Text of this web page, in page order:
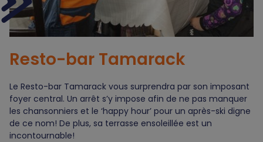
Resto-bar Tamarack
Le Resto-bar Tamarack vous surprendra par son imposant
foyer central. Un arrêt s’y impose afin de ne pas manquer
les chansonniers et le ‘happy hour’ pour un après-ski digne
de ce nom! De plus, sa terrasse ensoleillée est un
incontournable!